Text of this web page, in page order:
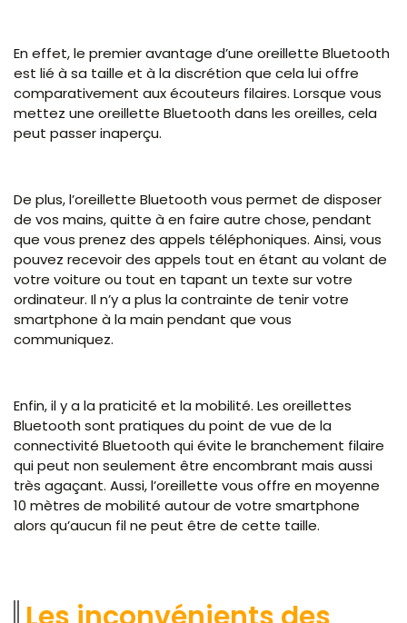
En effet, le premier avantage d’une oreillette Bluetooth
est lié à sa taille et à la discrétion que cela lui offre
comparativement aux écouteurs filaires. Lorsque vous
mettez une oreillette Bluetooth dans les oreilles, cela
peut passer inaperçu.
De plus, l’oreillette Bluetooth vous permet de disposer
de vos mains, quitte à en faire autre chose, pendant
que vous prenez des appels téléphoniques. Ainsi, vous
pouvez recevoir des appels tout en étant au volant de
votre voiture ou tout en tapant un texte sur votre
ordinateur. Il n’y a plus la contrainte de tenir votre
smartphone à la main pendant que vous
communiquez.
Enfin, il y a la praticité et la mobilité. Les oreillettes
Bluetooth sont pratiques du point de vue de la
connectivité Bluetooth qui évite le branchement filaire
qui peut non seulement être encombrant mais aussi
très agaçant. Aussi, l’oreillette vous offre en moyenne
10 mètres de mobilité autour de votre smartphone
alors qu’aucun fil ne peut être de cette taille.